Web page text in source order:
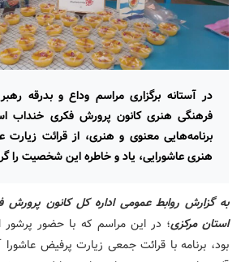
در آستانه برگزاری مراسم وداع و بدرقه
فرهنگی هنری کانون پرورش فکری خنداب
برنامه‌هایی معنوی و هنری، از قرائت زیارت
هنری عاشورایی، یاد و خاطره این شخصیت را
به گزارش روابط عمومی اداره کل کانون پرورش
استان مرکزی؛ در این مراسم که با حضور پرشور
بود، برنامه با قرائت جمعی زیارت پرفیض